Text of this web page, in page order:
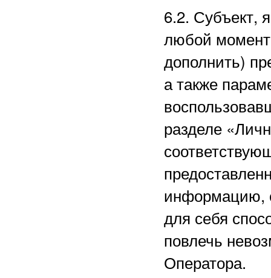
6.2. Субъект,
любой момент
дополнить)
а также
разделе
информацию,
для себя
повлечь
Оператора.